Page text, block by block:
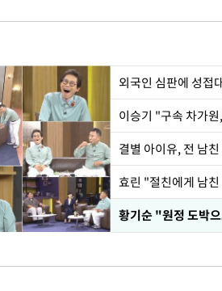
외국인 심판에 성
이승기 "구속 차가
결별 아이유, 전 남
효린 "절친에게 남
황기순 "원정 도박